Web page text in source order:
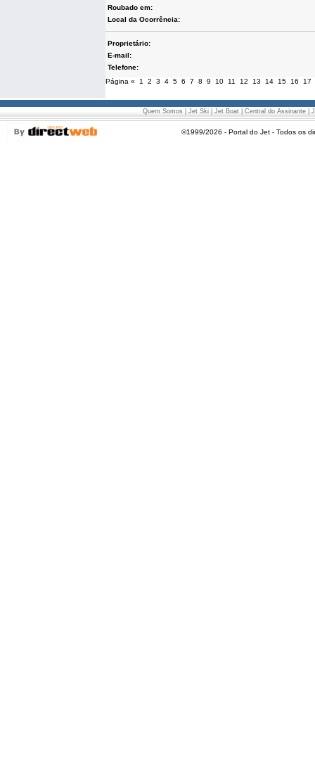
Roubado em:
Local da Ocorrência:
Proprietário:
E-mail:
Telefone:
Página « 1 2 3 4 5 6 7 8 9 10 11 12 13 14 15 16 17
Quem Somos Jet Ski Jet Boat Central do Assinante
©1999/2026 - Portal do Jet - Todos os